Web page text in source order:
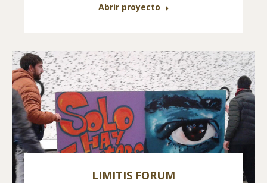
Abrir proyecto
LIMITIS FORUM